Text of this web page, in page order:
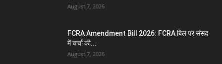
August 7, 2026
FCRA Amendment Bill 2026: FCRA बिल पर संसद
में चर्चा की...
August 7, 2026